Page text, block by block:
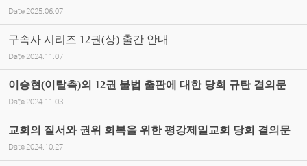
Date 2025.06.07
구속사 시리즈 12권(상) 출간 안내
Date 2024.11.07
이승현(이탈측)의 12권 불법 출판에 대한 당회 규탄 결의문
Date 2024.11.03
교회의 질서와 권위 회복을 위한 평강제일교회 당회 결의문
Date 2024.10.27